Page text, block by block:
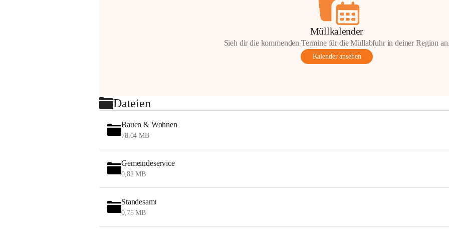
Müllkalender
Sieh dir die kommenden Termine für die Müllabfuhr in deiner Region
Kalender ansehen
Dateien
Bauen & Wohnen
78,04 MB
Gemeindeservice
0,82 MB
Standesamt
0,75 MB